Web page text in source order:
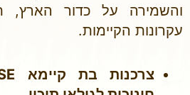
והשמירה על כדור הארץ,
עקרונות הקיימות.